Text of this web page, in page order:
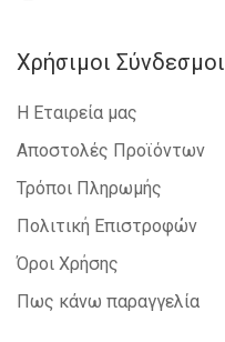
Χρήσιμοι Σύνδεσμοι
Η Εταιρεία μας
Αποστολές Προϊόντων
Τρόποι Πληρωμής
Πολιτική Επιστροφών
Όροι Χρήσης
Πως κάνω παραγγελία